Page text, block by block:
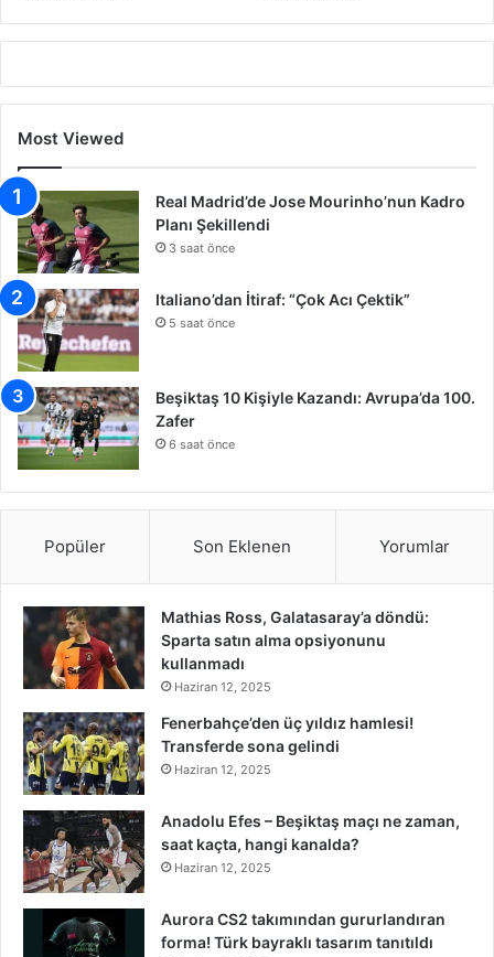
Most Viewed
Real Madrid’de Jose Mourinho’nun Kadro
Planı Şekillendi
3 saat önce
Italiano’dan İtiraf: “Çok Acı Çektik”
5 saat önce
Beşiktaş 10 Kişiyle Kazandı: Avrupa’da 100.
Zafer
6 saat önce
Popüler Son Eklenen Yorumlar
Mathias Ross, Galatasaray’a döndü:
Sparta satın alma opsiyonunu
kullanmadı
Haziran 12, 2025
Fenerbahçe’den üç yıldız hamlesi!
Transferde sona gelindi
Haziran 12, 2025
Anadolu Efes – Beşiktaş maçı ne zaman,
saat kaçta, hangi kanalda?
Haziran 12, 2025
Aurora CS2 takımından gururlandıran
forma! Türk bayraklı tasarım tanıtıldı